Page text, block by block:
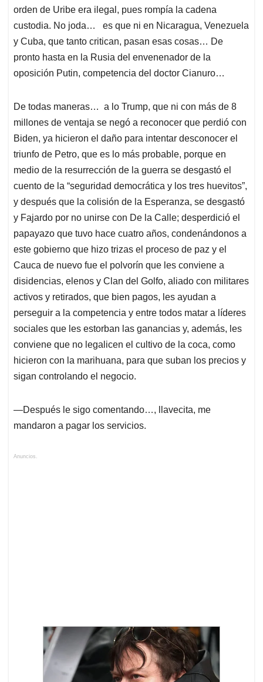
orden de Uribe era ilegal, pues rompía la cadena
custodia. No joda… es que ni en Nicaragua, Venezuela
y Cuba, que tanto critican, pasan esas cosas… De
pronto hasta en la Rusia del envenenador de la
oposición Putin, competencia del doctor Cianuro…
De todas maneras… a lo Trump, que ni con más de 8
millones de ventaja se negó a reconocer que perdió con
Biden, ya hicieron el daño para intentar desconocer el
triunfo de Petro, que es lo más probable, porque en
medio de la resurrección de la guerra se desgastó el
cuento de la “seguridad democrática y los tres huevitos”,
y después que la colisión de la Esperanza, se desgastó
y Fajardo por no unirse con De la Calle; desperdició el
papayazo que tuvo hace cuatro años, condenándonos a
este gobierno que hizo trizas el proceso de paz y el
Cauca de nuevo fue el polvorín que les conviene a
disidencias, elenos y Clan del Golfo, aliado con militares
activos y retirados, que bien pagos, les ayudan a
perseguir a la competencia y entre todos matar a líderes
sociales que les estorban las ganancias y, además, les
conviene que no legalicen el cultivo de la coca, como
hicieron con la marihuana, para que suban los precios y
sigan controlando el negocio.
—Después le sigo comentando…, llavecita, me
mandaron a pagar los servicios.
Anuncios.